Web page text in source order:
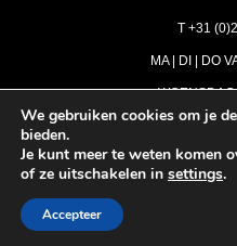
T +31
MA | DI | DO
We gebruiken cookies om je
bieden.
Je kunt meer te weten komen
of ze uitschakelen in settings.
Accepteer